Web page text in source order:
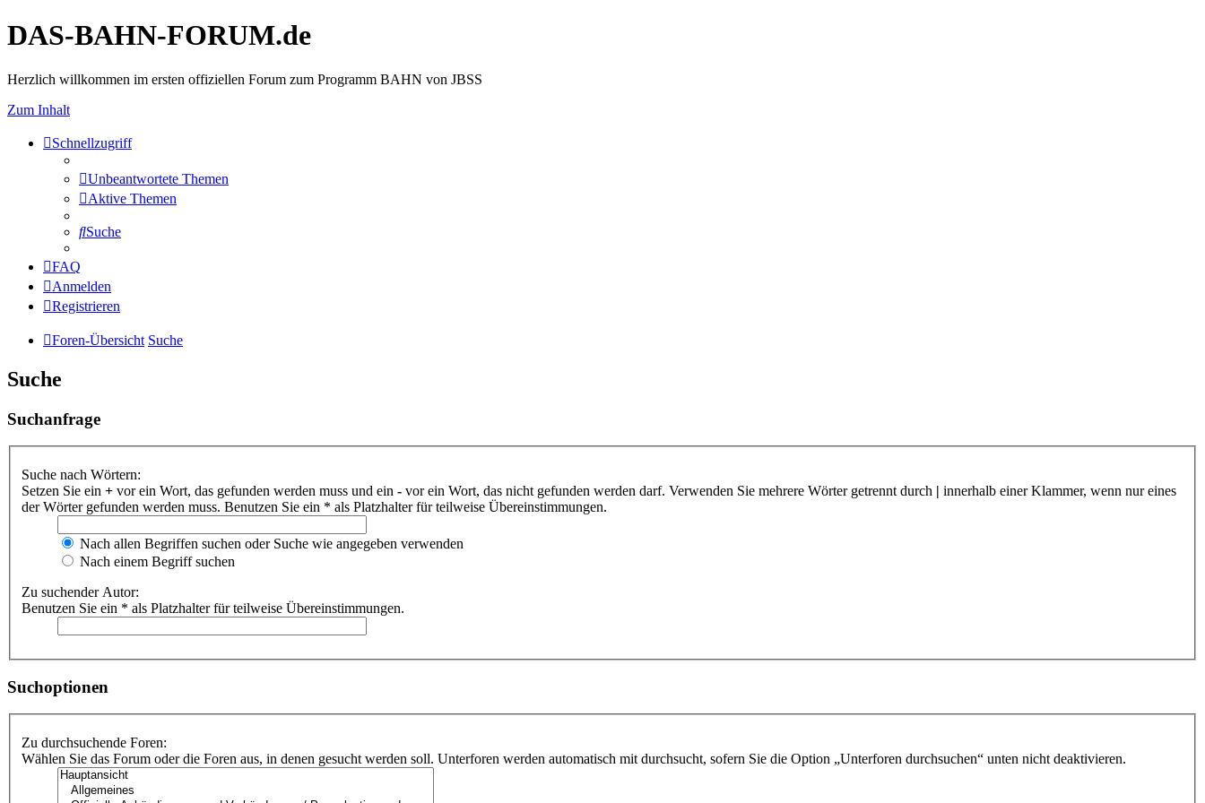
DAS-BAHN-FORUM.de
Herzlich willkommen im ersten offiziellen Forum zum Programm BAHN von JBSS
Zum Inhalt
Schnellzugriff
Unbeantwortete Themen
Aktive Themen
Suche
FAQ
Anmelden
Registrieren
Foren-Übersicht Suche
Suche
Suchanfrage
Suche nach Wörtern:
Setzen Sie ein + vor ein Wort, das gefunden werden muss und ein - vor ein Wort, das nicht gefunden werden darf. Verwenden Sie mehrere Wörter getrennt durch | innerhalb einer Klammer, wenn nur eines
der Wörter gefunden werden muss. Benutzen Sie ein * als Platzhalter für teilweise Übereinstimmungen.
Nach allen Begriffen suchen oder Suche wie angegeben verwenden
Nach einem Begriff suchen
Zu suchender Autor:
Benutzen Sie ein * als Platzhalter für teilweise Übereinstimmungen.
Suchoptionen
Zu durchsuchende Foren:
Wählen Sie das Forum oder die Foren aus, in denen gesucht werden soll. Unterforen werden automatisch mit durchsucht, sofern Sie die Option „Unterforen durchsuchen“ unten nicht deaktivieren.